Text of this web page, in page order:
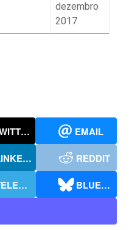
dezembro
2017
TWITTER
EMAIL
LINKEDIN
REDDIT
TELEGRAM
BLUESKY